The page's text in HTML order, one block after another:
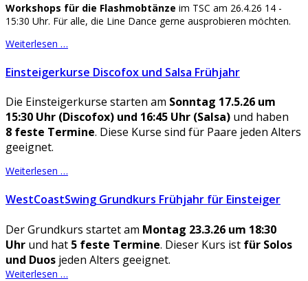
Workshops für die Flashmobtänze im TSC am 26.4.26 14 -
15:30 Uhr. Für alle, die Line Dance gerne ausprobieren möchten.
Weiterlesen …
Einsteigerkurse Discofox und Salsa Frühjahr
Die Einsteigerkurse starten am Sonntag 17.5.26 um
15:30 Uhr (Discofox) und 16:45 Uhr (Salsa) und haben
8 feste Termine. Diese Kurse sind für Paare jeden Alters
geeignet.
Weiterlesen …
WestCoastSwing Grundkurs Frühjahr für Einsteiger
Der Grundkurs startet am Montag 23.3.26 um 18:30
Uhr und hat 5 feste Termine. Dieser Kurs ist für Solos
und Duos jeden Alters geeignet.
Weiterlesen …